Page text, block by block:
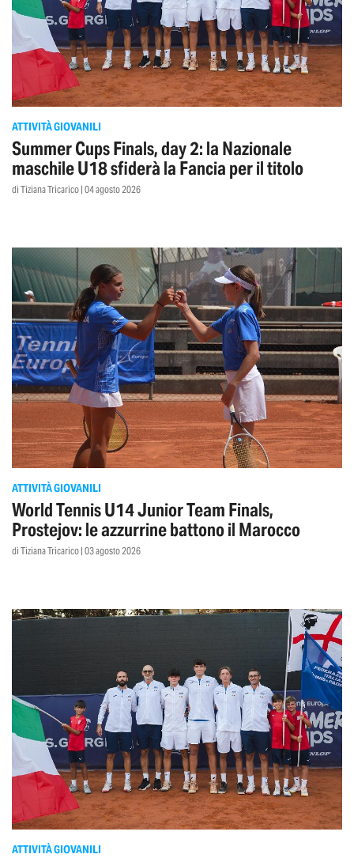
ATTIVITÀ GIOVANILI
Summer Cups Finals, day 2: la Nazionale
maschile U18 sfiderà la Fancia per il titolo
di Tiziana Tricarico | 04 agosto 2026
ATTIVITÀ GIOVANILI
World Tennis U14 Junior Team Finals,
Prostejov: le azzurrine battono il Marocco
di Tiziana Tricarico | 03 agosto 2026
ATTIVITÀ GIOVANILI